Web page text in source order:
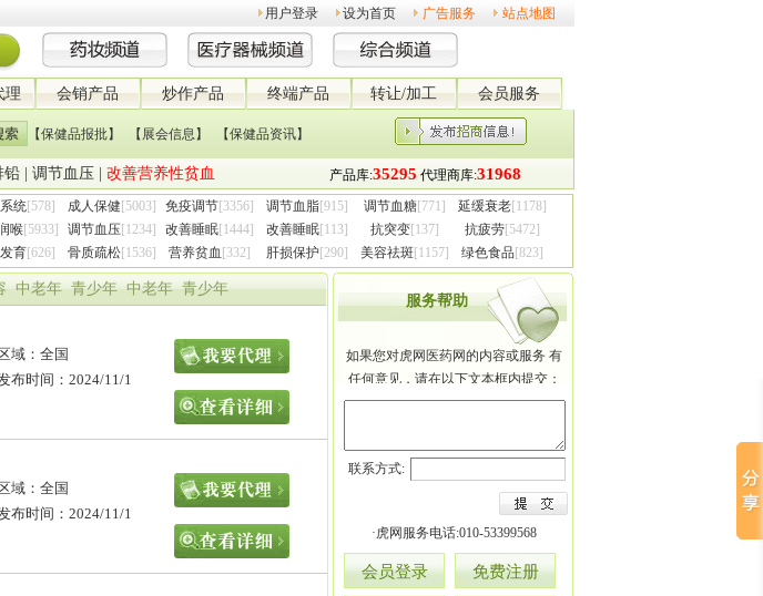
站点地图
广告服务
设为首页
用户登录
理 会销产品 炒作产品 终端产品 转让/加工 会员服务
【保健品报批】 【展会信息】 【保健品资讯】
铅| 调节血压| 改善营养性贫血
统[578] 成人保健 [5003] 免疫调节[3356] 调节血脂[915] 调节血糖[771] 延缓衰老[1178]
喉[5933] 调节血压[1234] 改善睡眠[1444] 改善睡眠[113] 抗突变[137] 抗疲劳[5472]
育[626] 骨质疏松[1536] 营养贫血 [332] 肝损保护[290] 美容祛斑[1157] 绿色食品 [823]
中老年 青少年 中老年 青少年
域：全国
布时间：2024/11/1
域：全国
布时间：2024/11/1
服务帮助
如果您对虎网医药网的内容或服务 有
任何意见，请在以下文本框内提交：
联系方式:
·虎网服务电话:010-53399568
会员登录 免费注册